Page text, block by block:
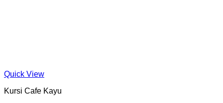
Quick View
Kursi Cafe Kayu